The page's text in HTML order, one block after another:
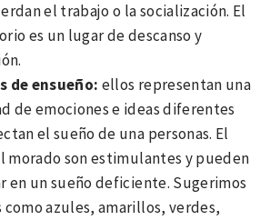
el trabajo o la socialización. El
es un lugar de descanso y
de ensueño: ellos representan una
de emociones e ideas diferentes
el sueño de una personas. El
morado son estimulantes y pueden
en un sueño deficiente. Sugerimos
como azules, amarillos, verdes,